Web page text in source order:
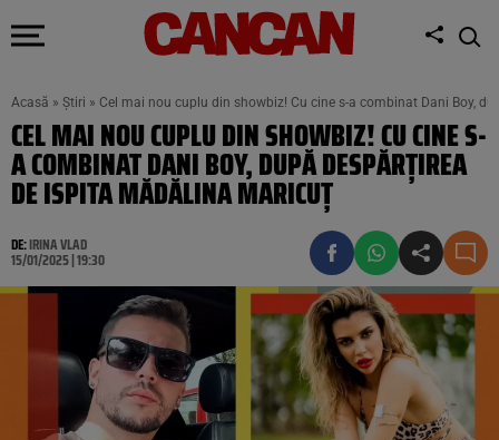
Acasă » Știri » Cel mai nou cuplu din showbiz! Cu cine s-a combinat Dani Boy,
CEL MAI NOU CUPLU DIN SHOWBIZ! CU CINE S-
A COMBINAT DANI BOY, DUPĂ DESPĂRȚIREA
DE ISPITA MĂDĂLINA MARICUȚ
DE:IRINA VLAD
15/01/2025 | 19:30